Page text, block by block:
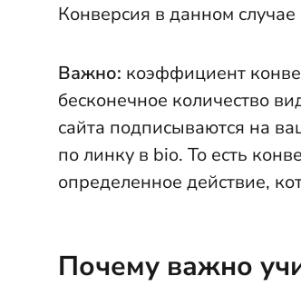
Конверсия в данном случае
Важно: коэффициент
бесконечное количество
сайта подписываются на
по линку в bio. То есть
определенное действие,
Почему важно